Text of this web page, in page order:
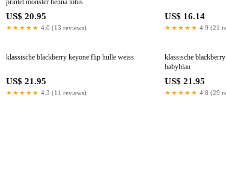
printet monster henna lotus
US$ 20.95
★★★★★ 4.0 (13 reviews)
US$ 16.14
★★★★★ 4.9 (21
klassische blackberry keyone flip hulle weiss
US$ 21.95
★★★★★ 4.3 (11 reviews)
klassische
babyblau
US$ 21.95
★★★★★ 4.8 (29